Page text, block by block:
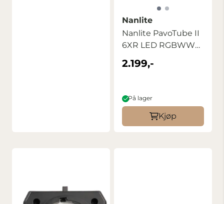
Nanlite
Nanlite PavoTube II
6XR LED RGBWW
Pixel Tube ...
2.199,-
På lager
Kjøp